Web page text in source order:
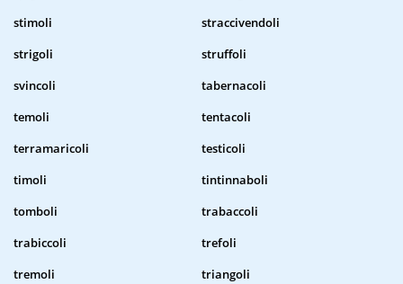
stimoli
straccivendoli
strigoli
struffoli
svincoli
tabernacoli
temoli
tentacoli
terramaricoli
testicoli
timoli
tintinnaboli
tomboli
trabaccoli
trabiccoli
trefoli
tremoli
triangoli